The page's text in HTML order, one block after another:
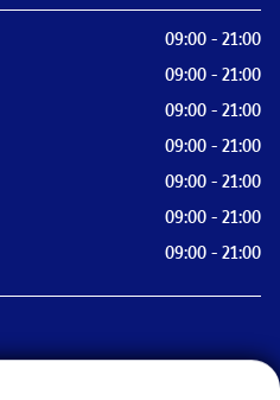
09:00 - 21:00
09:00 - 21:00
09:00 - 21:00
09:00 - 21:00
09:00 - 21:00
09:00 - 21:00
09:00 - 21:00